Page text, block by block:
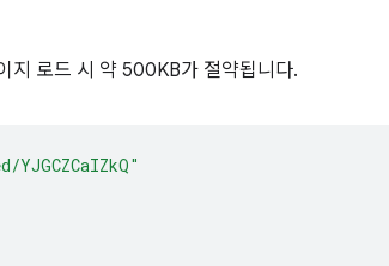
지 로드 시 약 500KB가 절약됩니다.